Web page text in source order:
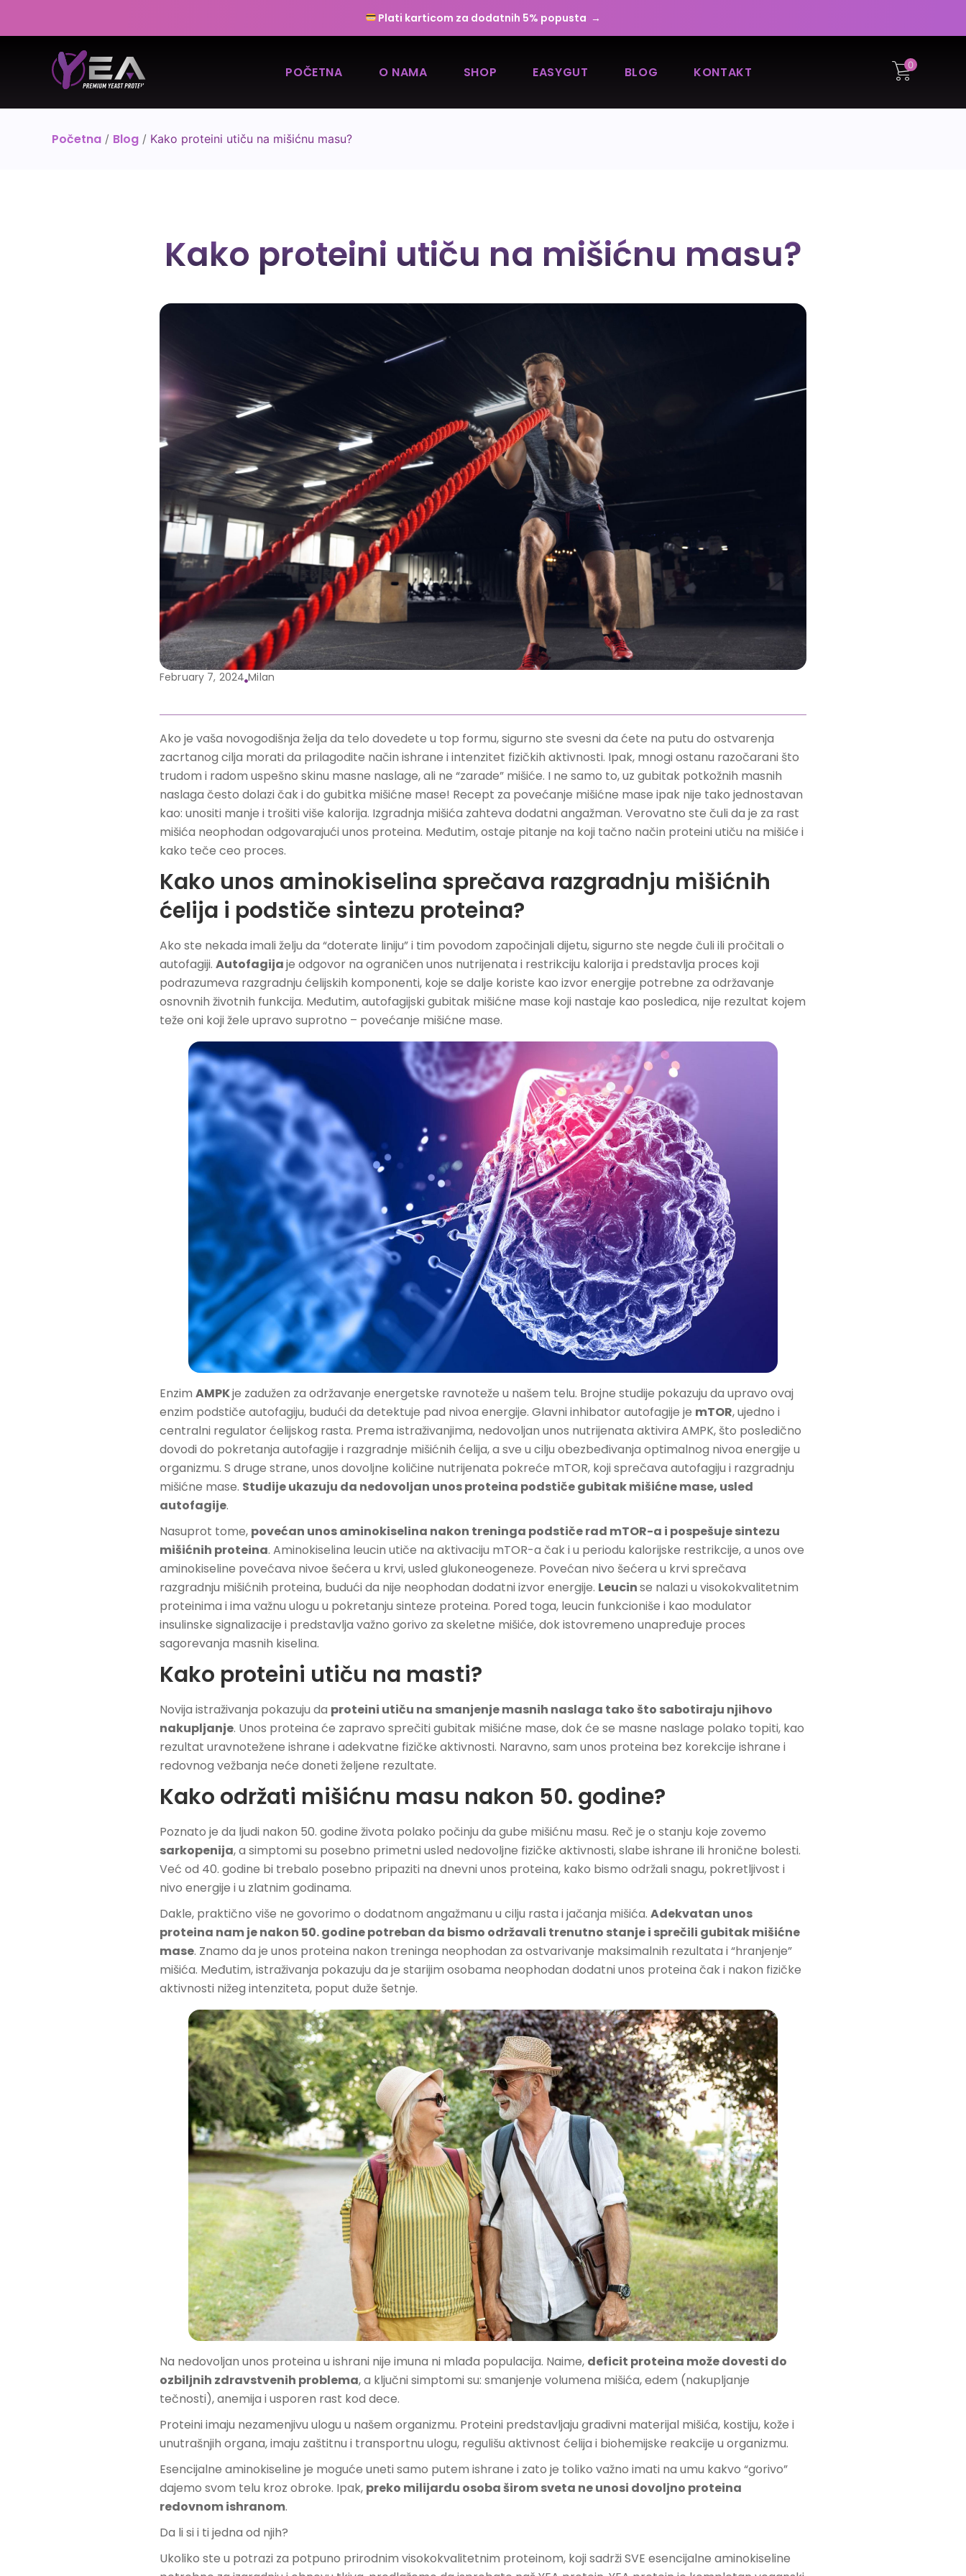
Plati karticom za dodatnih 5% popusta →
POČETNA O NAMA SHOP EASYGUT BLOG KONTAKT 0
Početna / Blog / Kako proteini utiču na mišićnu masu?
Kako proteini utiču na mišićnu masu?
February 7, 2024 Milan
Ako je vaša novogodišnja želja da telo dovedete u top formu, sigurno ste svesni da ćete na putu do ostvarenja
zacrtanog cilja morati da prilagodite način ishrane i intenzitet fizičkih aktivnosti. Ipak, mnogi ostanu razočarani što
trudom i radom uspešno skinu masne naslage, ali ne “zarade” mišiće. I ne samo to, uz gubitak potkožnih masnih
naslaga često dolazi čak i do gubitka mišićne mase! Recept za povećanje mišićne mase ipak nije tako jednostavan
kao: unositi manje i trošiti više kalorija. Izgradnja mišića zahteva dodatni angažman. Verovatno ste čuli da je za rast
mišića neophodan odgovarajući unos proteina. Međutim, ostaje pitanje na koji tačno način proteini utiču na mišiće i
kako teče ceo proces.
Kako unos aminokiselina sprečava razgradnju mišićnih
ćelija i podstiče sintezu proteina?
Ako ste nekada imali želju da “doterate liniju” i tim povodom započinjali dijetu, sigurno ste negde čuli ili pročitali o
autofagiji. Autofagijaje odgovor na ograničen unos nutrijenata i restrikciju kalorija i predstavlja proces koji
podrazumeva razgradnju ćelijskih komponenti, koje se dalje koriste kao izvor energije potrebne za održavanje
osnovnih životnih funkcija. Međutim, autofagijski gubitak mišićne mase koji nastaje kao posledica, nije rezultat kojem
teže oni koji žele upravo suprotno – povećanje mišićne mase.
Enzim AMPKje zadužen za održavanje energetske ravnoteže u našem telu. Brojne studije pokazuju da upravo ovaj
enzim podstiče autofagiju, budući da detektuje pad nivoa energije. Glavni inhibator autofagije je mTOR, ujedno i
centralni regulator ćelijskog rasta. Prema istraživanjima, nedovoljan unos nutrijenata aktivira AMPK, što posledično
dovodi do pokretanja autofagije i razgradnje mišićnih ćelija, a sve u cilju obezbeđivanja optimalnog nivoa energije u
organizmu. S druge strane, unos dovoljne količine nutrijenata pokreće mTOR, koji sprečava autofagiju i razgradnju
mišićne mase. Studije ukazuju da nedovoljan unos proteina podstiče gubitak mišićne mase, usled
autofagije.
Nasuprot tome, povećan unos aminokiselina nakon treninga podstiče rad mTOR-a i pospešuje sintezu
mišićnih proteina. Aminokiselina leucin utiče na aktivaciju mTOR-a čak i u periodu kalorijske restrikcije, a unos ove
aminokiseline povećava nivoe šećera u krvi, usled glukoneogeneze. Povećan nivo šećera u krvi sprečava
razgradnju mišićnih proteina, budući da nije neophodan dodatni izvor energije. Leucinse nalazi u visokokvalitetnim
proteinima i ima važnu ulogu u pokretanju sinteze proteina. Pored toga, leucin funkcioniše i kao modulator
insulinske signalizacije i predstavlja važno gorivo za skeletne mišiće, dok istovremeno unapređuje proces
sagorevanja masnih kiselina.
Kako proteini utiču na masti?
Novija istraživanja pokazuju da proteini utiču na smanjenje masnih naslaga tako što sabotiraju njihovo
nakupljanje. Unos proteina će zapravo sprečiti gubitak mišićne mase, dok će se masne naslage polako topiti, kao
rezultat uravnotežene ishrane i adekvatne fizičke aktivnosti. Naravno, sam unos proteina bez korekcije ishrane i
redovnog vežbanja neće doneti željene rezultate.
Kako održati mišićnu masu nakon 50. godine?
Poznato je da ljudi nakon 50. godine života polako počinju da gube mišićnu masu. Reč je o stanju koje zovemo
sarkopenija, a simptomi su posebno primetni usled nedovoljne fizičke aktivnosti, slabe ishrane ili hronične bolesti.
Već od 40. godine bi trebalo posebno pripaziti na dnevni unos proteina, kako bismo održali snagu, pokretljivost i
nivo energije i u zlatnim godinama.
Dakle, praktično više ne govorimo o dodatnom angažmanu u cilju rasta i jačanja mišića. Adekvatan unos
proteina nam je nakon 50. godine potreban da bismo održavali trenutno stanje i sprečili gubitak mišićne
mase. Znamo da je unos proteina nakon treninga neophodan za ostvarivanje maksimalnih rezultata i “hranjenje”
mišića. Međutim, istraživanja pokazuju da je starijim osobama neophodan dodatni unos proteina čak i nakon fizičke
aktivnosti nižeg intenziteta, poput duže šetnje.
Na nedovoljan unos proteina u ishrani nije imuna ni mlađa populacija. Naime, deficit proteina može dovesti do
ozbiljnih zdravstvenih problema, a ključni simptomi su: smanjenje volumena mišića, edem (nakupljanje
tečnosti), anemija i usporen rast kod dece.
Proteini imaju nezamenjivu ulogu u našem organizmu. Proteini predstavljaju gradivni materijal mišića, kostiju, kože i
unutrašnjih organa, imaju zaštitnu i transportnu ulogu, regulišu aktivnost ćelija i biohemijske reakcije u organizmu.
Esencijalne aminokiseline je moguće uneti samo putem ishrane i zato je toliko važno imati na umu kakvo “gorivo”
dajemo svom telu kroz obroke. Ipak, preko milijardu osoba širom sveta ne unosi dovoljno proteina
redovnom ishranom.
Da li si i ti jedna od njih?
Ukoliko ste u potrazi za potpuno prirodnim visokokvalitetnim proteinom, koji sadrži SVE esencijalne aminokiseline